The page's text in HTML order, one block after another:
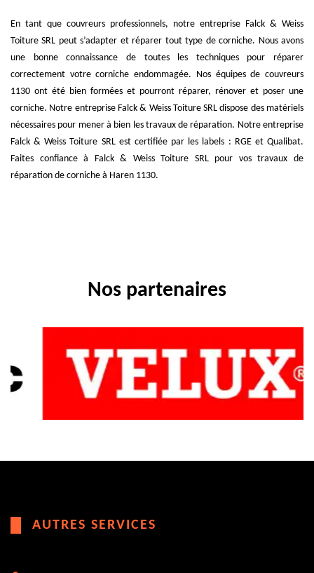
En tant que couvreurs professionnels, notre entreprise Falck & Weiss
Toiture SRL peut s’adapter et réparer tout type de corniche. Nous avons
une bonne connaissance de toutes les techniques pour réparer
correctement votre corniche endommagée. Nos équipes de couvreurs
1130 ont été bien formées et pourront réparer, rénover et poser une
corniche. Notre entreprise Falck & Weiss Toiture SRL dispose des matériels
nécessaires pour mener à bien les travaux de réparation. Notre entreprise
Falck & Weiss Toiture SRL est certifiée par les labels : RGE et Qualibat.
Faites confiance à Falck & Weiss Toiture SRL pour vos travaux de
réparation de corniche à Haren 1130.
Nos partenaires
AUTRES SERVICES